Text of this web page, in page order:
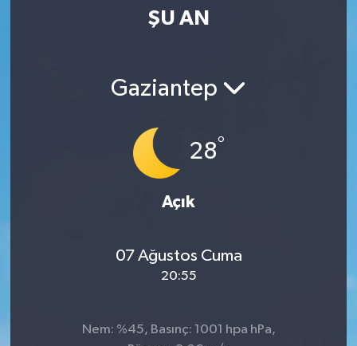
ŞU AN
Gaziantep
28°
Açık
07 Ağustos Cuma
20:55
Nem: %45, Basınç: 1001 hpa hPa,